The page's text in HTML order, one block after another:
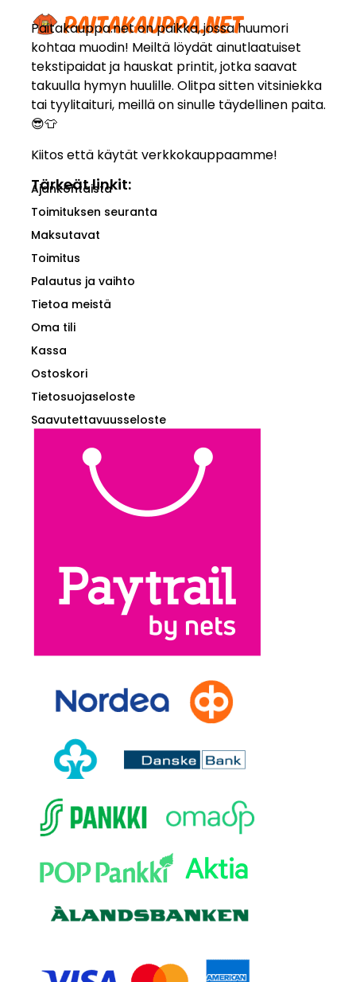
Paitakauppa.net on paikka, jossa huumori
kohtaa muodin! Meiltä löydät ainutlaatuiset
tekstipaidat ja hauskat printit, jotka saavat
takuulla hymyn huulille. Olitpa sitten vitsiniekka
tai tyylitaituri, meillä on sinulle täydellinen paita.
😎👕
Kiitos että käytät verkkokauppaamme!
Tärkeät linkit:
Ajankohtaista
Toimituksen seuranta
Maksutavat
Toimitus
Palautus ja vaihto
Tietoa meistä
Oma tili
Kassa
Ostoskori
Tietosuojaseloste
Saavutettavuusseloste